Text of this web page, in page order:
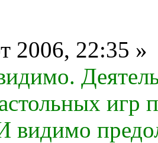
2006, 22:35 »
игр
видимо